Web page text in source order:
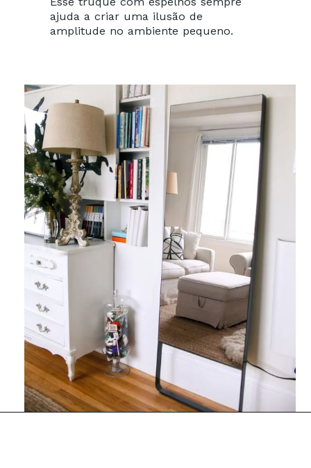
ajuda a criar uma ilusão de
amplitude no ambiente pequeno.